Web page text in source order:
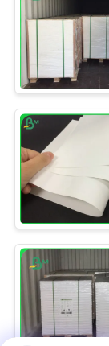
TIN
TỨC
CÁC
TRƯỜNG
HỢP
SƠ
ĐỒ
TRANG
WEB
PRIVACY